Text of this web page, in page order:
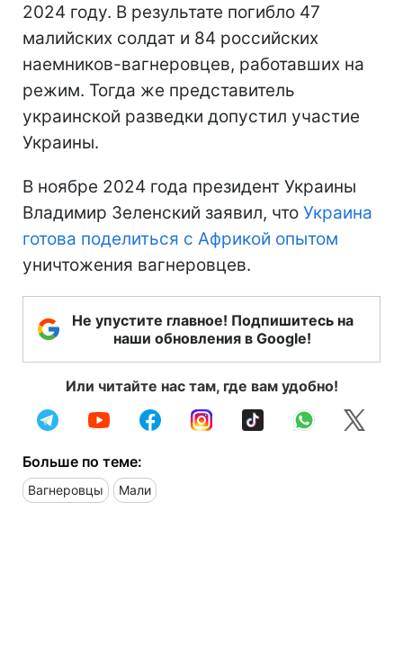
2024 году. В результате погибло 47
малийских солдат и 84 российских
наемников-вагнеровцев, работавших на
режим. Тогда же представитель
украинской разведки допустил участие
Украины.
В ноябре 2024 года президент Украины
Владимир Зеленский заявил, что Украина
готова поделиться с Африкой опытом
уничтожения вагнеровцев.
Не упустите главное! Подпишитесь на
наши обновления в Google!
Или читайте нас там, где вам удобно!
Больше по теме:
Вагнеровцы Мали